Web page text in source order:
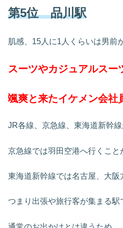
第5位 品川駅
肌感、15人に1人くらいは男前
スーツやカジュアルスー
颯爽と来たイケメン会社
JR各線、京急線、東海道新幹線
京急線では羽田空港へ行くこと
東海道新幹線では名古屋、大阪
つまり出張や旅行客が集まる駅